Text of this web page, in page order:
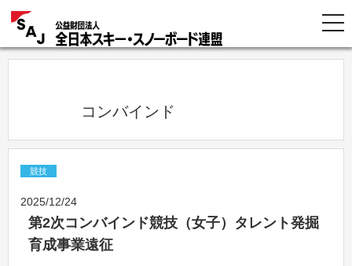
            コンバインド
競技
2025/12/24
第2次コンバインド競技（女子）タレント発掘
育成事業遠征